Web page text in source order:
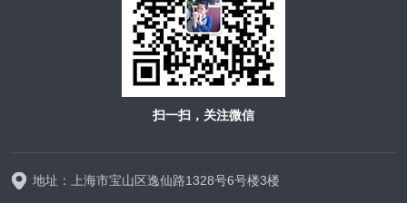
扫一扫，关注微信
地址：上海市宝山区逸仙路1328号6号楼3楼